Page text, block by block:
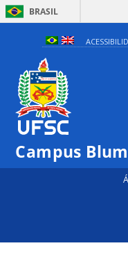
BRASIL
Campus